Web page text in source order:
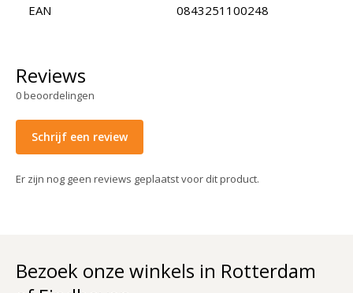
EAN 0843251100248
Reviews
0beoordelingen
Schrijf een review
Er zijn nog geen reviews geplaatst voor dit product.
Bezoek onze winkels in Rotterdam